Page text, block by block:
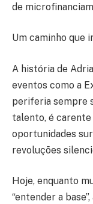
de
Um caminho que
A história de
eventos como a
periferia sempre
talento, é carente
oportunidades
revoluções
Hoje, enquanto
“entender a